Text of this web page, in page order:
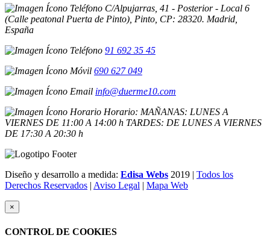
C/Alpujarras, 41 - Posterior - Local 6
(Calle peatonal Puerta de Pinto), Pinto, CP: 28320. Madrid,
España
91 692 35 45
690 627 049
info@duerme10.com
Horario: MAÑANAS: LUNES A
VIERNES DE 11:00 A 14:00 h TARDES: DE LUNES A VIERNES
DE 17:30 A 20:30 h
Diseño y desarrollo a medida: Edisa Webs 2019 | Todos los
Derechos Reservados | Aviso Legal | Mapa Web
×
CONTROL DE COOKIES